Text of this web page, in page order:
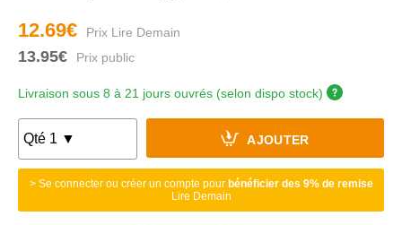
12.69€
13.95€
Livraison sous 8 à 21 jours ouvrés (selon dispo stock)
AJOUTER
> Se connecter ou créer un compte pour bénéficier des 9% de remise
Lire Demain